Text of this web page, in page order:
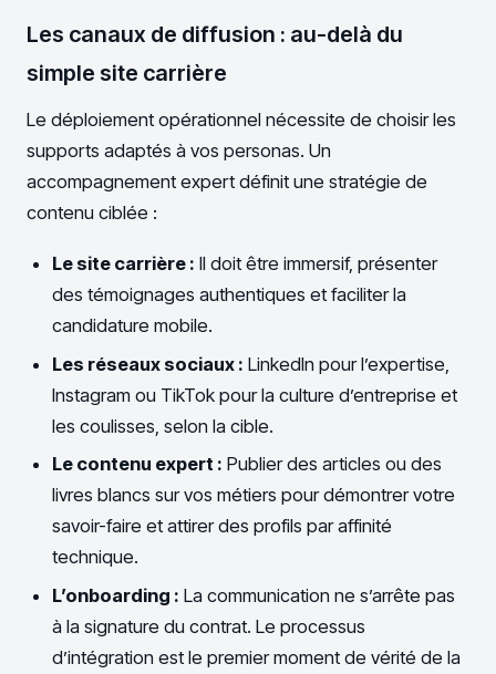
Les canaux de diffusion : au-delà du
simple site carrière
Le déploiement opérationnel nécessite de choisir les
supports adaptés à vos personas. Un
accompagnement expert définit une stratégie de
contenu ciblée :
Le site carrière : Il doit être immersif, présenter
des témoignages authentiques et faciliter la
candidature mobile.
Les réseaux sociaux : LinkedIn pour l’expertise,
Instagram ou TikTok pour la culture d’entreprise et
les coulisses, selon la cible.
Le contenu expert : Publier des articles ou des
livres blancs sur vos métiers pour démontrer votre
savoir-faire et attirer des profils par affinité
technique.
L’onboarding : La communication ne s’arrête pas
à la signature du contrat. Le processus
d’intégration est le premier moment de vérité de la